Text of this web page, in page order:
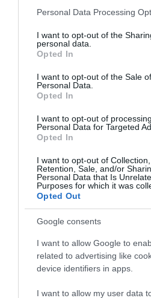
Please note that this website/app
not limited to your visit or usage
grant or deny consent to Google
use your data for below specified
consent section.
Personal Data Processing
I want to opt-out of the
personal data.
Opted In
I want to opt-out of the Sale
Personal Data.
Opted In
I want to opt-out of
Personal Data for Targeted
Opted In
I want to opt-out of Collection,
Retention, Sale, and/or
Personal Data that Is
Purposes for which it was
Opted Out
Google consents
I want to allow Google to
related to advertising like
device identifiers in apps.
I want to allow my user data
Και ιδού ποιες είναι οι
Ανταγωνισμούς για τις
ζητήσουν «ήμαρτον», για
Ολική ή μερική
διοικητικά πρόστιμα,
Εξάλειψη του
ποινή για τα υπαίτια
Πλήρης απαλλαγή της
κάθε είδους
Κανένας αποκλεισμός
συγκεκριμένων
δημόσιους
παραχώρησης